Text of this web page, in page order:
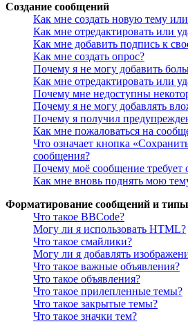
Создание сообщений
Как мне создать новую тему
Как мне отредактировать или
Как мне добавить подпись к
Как мне создать опрос?
Почему я не могу добавить
Как мне отредактировать или
Почему мне недоступны
Почему я не могу добавлять
Почему я получил
Как мне пожаловаться на
Что означает кнопка
сообщения?
Почему моё сообщение требует
Как мне вновь поднять мою
Форматирование сообщений и
Что такое BBCode?
Могу ли я использовать HTML?
Что такое смайлики?
Могу ли я добавлять
Что такое важные объявления?
Что такое объявления?
Что такое прилепленные темы?
Что такое закрытые темы?
Что такое значки тем?